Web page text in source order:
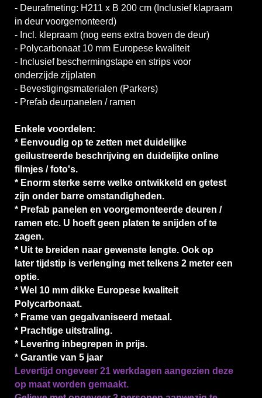
- Deurafmeting: H211 x B 200 cm (Inclusief klapraam
in deur voorgemonteerd)
- Incl. klepraam (nog eens extra boven de deur)
- Polycarbonaat 10 mm Europese kwaliteit
- Inclusief beschermingstape en strips voor
onderzijde zijplaten
- Bevestigingsmaterialen (Parkers)
- Prefab deurpanelen / ramen
Enkele voordelen:
* Eenvoudig op te zetten met duidelijke
geilustreerde beschrijving en duidelijke online
filmjes / foto's.
* Enorm sterke serre welke ontwikkeld en getest
zijn onder barre omstandigheden.
* Prefab panelen en voorgemonteerde deuren /
ramen etc. U hoeft geen platen te snijden of te
zagen.
* Uit te breiden naar gewenste lengte. Ook op
later tijdstip is verlenging met telkens 2 meter een
optie.
* Wel 10 mm dikke Europese kwaliteit
Polycarbonaat.
* Frame van gegalvaniseerd metaal.
* Prachtige uitstraling.
* Levering inbegrepen in prijs.
* Garantie van 5 jaar
Levertijd ongeveer 21 werkdagen aangezien deze
op maat worden gemaakt.